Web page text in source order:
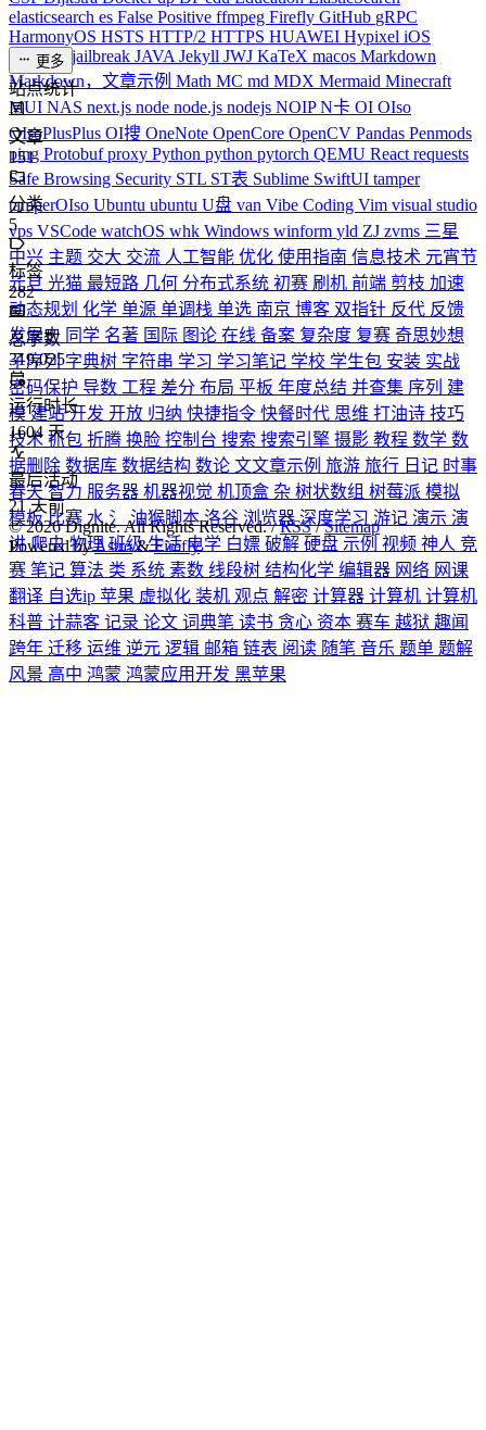
elasticsearch es False Positive ffmpeg Firefly GitHub gRPC
HarmonyOS HSTS HTTP/2 HTTPS HUAWEI Hypixel iOS
iPhoneJ jailbreak JAVA Jekyll JWJ KaTeX macos Markdown
Markdown，文章示例 Math MC md MDX Mermaid Minecraft
MUI NAS next.js node node.js nodejs NOIPN卡 OI OIso
OIsoPlusPlus OI搜 OneNote OpenCore OpenCV Pandas Penmods
ping Protobufproxy Python python pytorch QEMU React requests
Safe Browsing Security STL ST表 Sublime SwiftUI tamper
tamperOIso Ubuntu ubuntu U盘 van Vibe Coding Vim visual studio
vps VSCode watchOS whk Windows winform yld ZJ zvms 三星
中兴 主题 交大 交流 人工智能 优化 使用指南 信息技术 元宵节
元旦 光猫 最短路 几何 分布式系统 初赛 刷机 前端 剪枝 加速
动态规划 化学 单源 单调栈 单选 南京 博客 双指针 反代 反馈
发展史 同学 名著 国际 图论 在线 备案 复杂度 复赛 奇思妙想
子序列字典树 字符串 学习 学习笔记 学校 学生包 安装 实战
密码保护 导数 工程 差分 布局 平板 年度总结 并查集 序列 建
模建站开发 开放 归纳 快捷指令 快餐时代 思维 打油诗 技巧
技术 抓包 折腾 换脸 控制台 搜索 搜索引擎 摄影 教程 数学 数
据删除 数据库 数据结构 数论 文文章示例 旅游 旅行 日记 时事
春天智力 服务器 机器视觉 机顶盒 杂 树状数组 树莓派 模拟
模板比赛 水氵油猴脚本洛谷 浏览器深度学习 游记 演示 演
讲爬虫物理班级生活电学 白嫖 破解 硬盘 示例 视频 神人 竞
赛 笔记 算法 类 系统 素数 线段树 结构化学 编辑器 网络 网课
翻译 自选ip 苹果 虚拟化 装机 观点 解密 计算器 计算机 计算机
科普 计蒜客 记录 论文 词典笔 读书 贪心 资本 赛车 越狱 趣闻
跨年 迁移 运维 逆元 逻辑 邮箱 链表 阅读 随笔 音乐 题单 题解
风景 高中 鸿蒙 鸿蒙应用开发 黑苹果
更多
站点统计
文章
151
分类
5
标签
282
总字数
319,025
运行时长
1604 天
最后活动
21 天前
©2026Dignite. All Rights Reserved. /RSS/Sitemap
Powered byAstro&Firefly